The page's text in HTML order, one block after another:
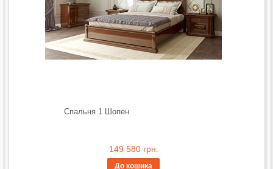
Спальня 1 Шопен
149 580 грн.
До кошика